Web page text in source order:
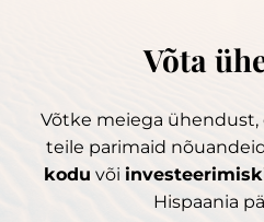
Võta
Võtke meiega ühendust,
teile parimaid
kodu või
Hispaania